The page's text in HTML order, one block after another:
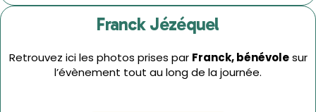
Franck Jézéquel
Retrouvez ici les photos prises par Franck,bénévolesur
l’évènement tout au long de la journée.